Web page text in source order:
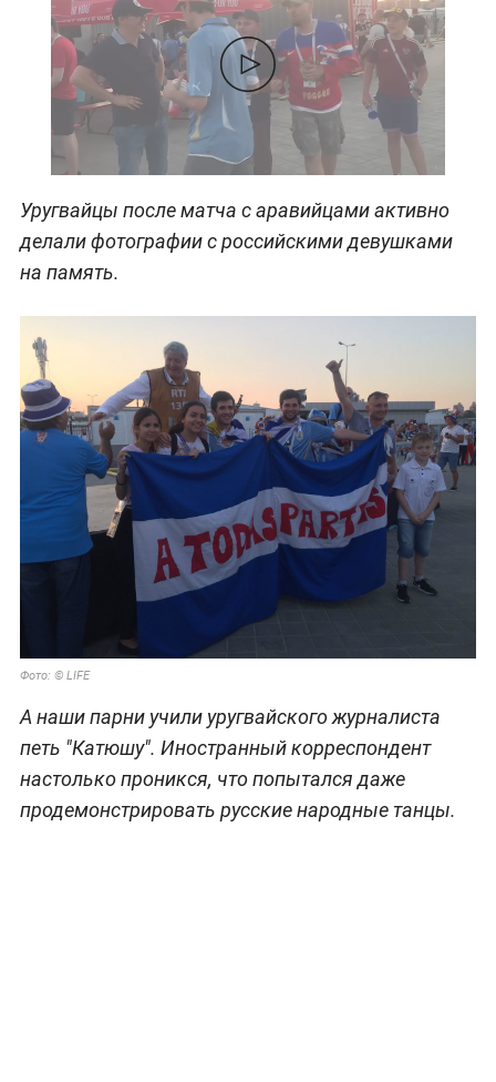
Уругвайцы после матча с аравийцами активно
делали фотографии с российскими девушками
на память.
Фото: © LIFE
А наши парни учили уругвайского журналиста
петь "Катюшу". Иностранный корреспондент
настолько проникся, что попытался даже
продемонстрировать русские народные танцы.